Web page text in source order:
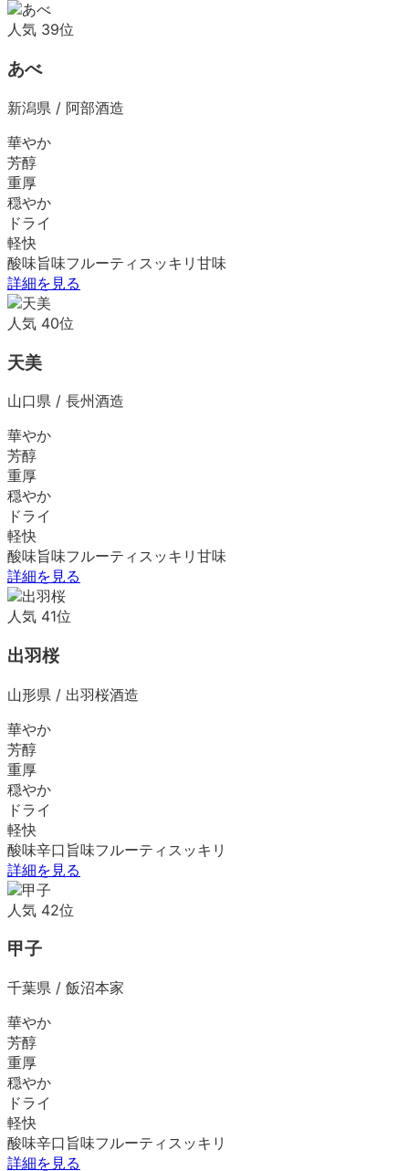
人気 39位
あべ
新潟県 / 阿部酒造
華やか
芳醇
重厚
穏やか
ドライ
軽快
酸味旨味フルーティ スッキリ 甘味
詳細を見る
人気 40位
天美
山口県 / 長州酒造
華やか
芳醇
重厚
穏やか
ドライ
軽快
酸味旨味フルーティ スッキリ 甘味
詳細を見る
人気 41位
出羽桜
山形県 / 出羽桜酒造
華やか
芳醇
重厚
穏やか
ドライ
軽快
酸味辛口 旨味フルーティ スッキリ
詳細を見る
人気 42位
甲子
千葉県 / 飯沼本家
華やか
芳醇
重厚
穏やか
ドライ
軽快
酸味辛口 旨味フルーティ スッキリ
詳細を見る